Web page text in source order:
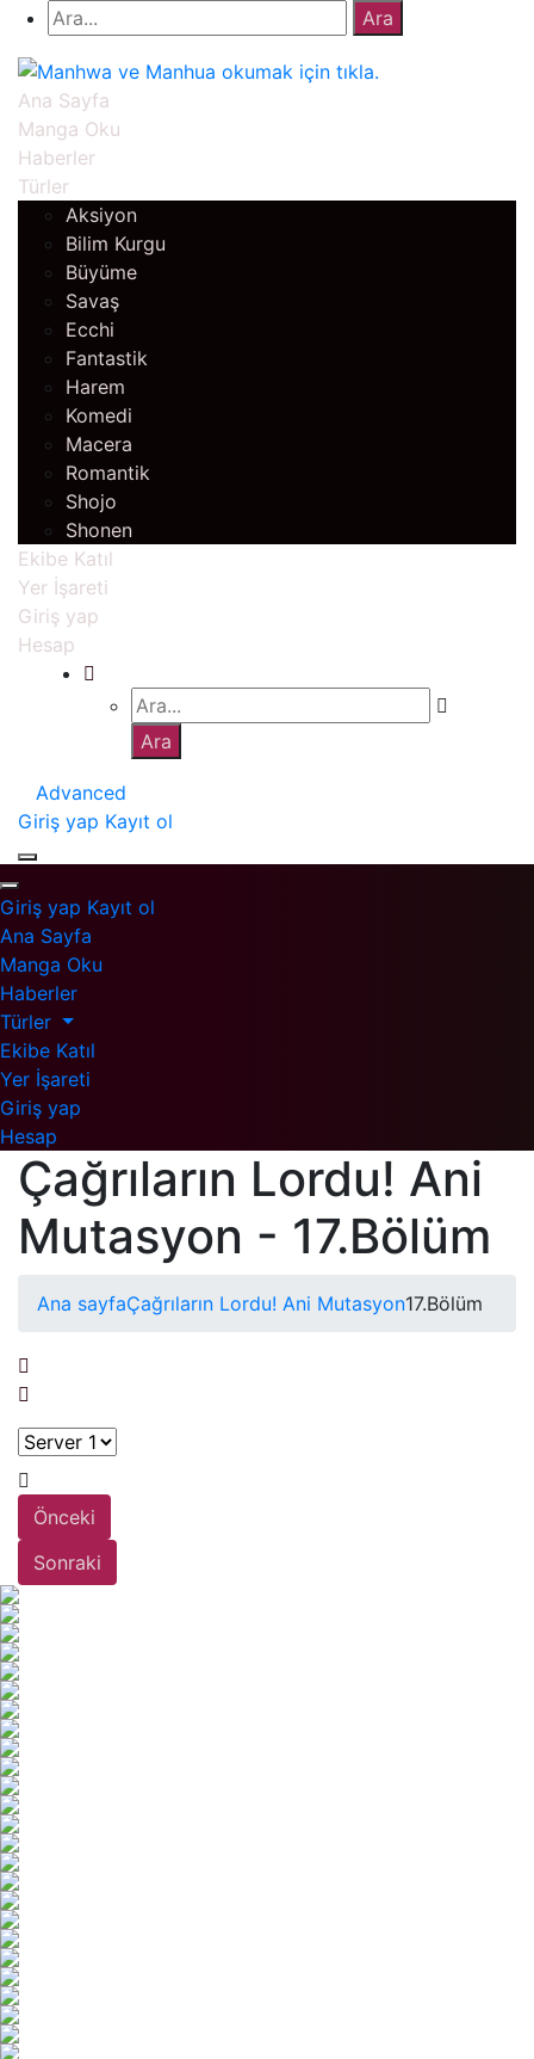
Ana Sayfa
Manga Oku
Haberler
Türler
Aksiyon
Bilim Kurgu
Büyüme
Savaş
Ecchi
Fantastik
Harem
Komedi
Macera
Romantik
Shojo
Shonen
Ekibe Katıl
Yer İşareti
Giriş yap
Hesap
Advanced
Giriş yap Kayıt ol
Giriş yap Kayıt ol
Ana Sayfa
Manga Oku
Haberler
Türler
Ekibe Katıl
Yer İşareti
Giriş yap
Hesap
Çağrıların Lordu! Ani
Mutasyon - 17.Bölüm
Ana sayfaÇağrıların Lordu! Ani Mutasyon17.Bölüm
Önceki
Sonraki